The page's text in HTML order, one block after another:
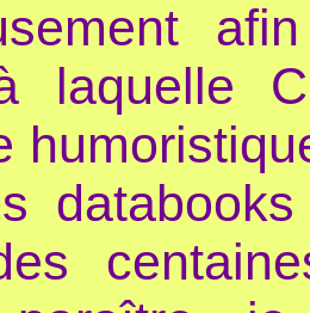
laquelle